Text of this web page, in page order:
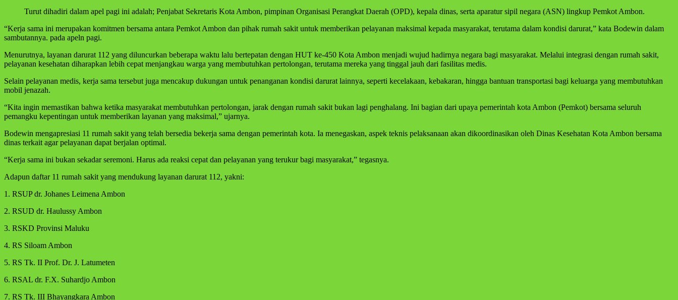
Turut dihadiri dalam apel pagi ini adalah; Penjabat Sekretaris Kota Ambon, pimpinan Organisasi Perangkat Daerah (OPD), kepala dinas, serta aparatur sipil negara (ASN) lingkup Pemkot Ambon.
“Kerja sama ini merupakan komitmen bersama antara Pemkot Ambon dan pihak rumah sakit untuk memberikan pelayanan maksimal kepada masyarakat, terutama dalam kondisi darurat,” kata Bodewin dalam
sambutannya. pada apeln pagi.
Menurutnya, layanan darurat 112 yang diluncurkan beberapa waktu lalu bertepatan dengan HUT ke-450 Kota Ambon menjadi wujud hadirnya negara bagi masyarakat. Melalui integrasi dengan rumah sakit,
pelayanan kesehatan diharapkan lebih cepat menjangkau warga yang membutuhkan pertolongan, terutama mereka yang tinggal jauh dari fasilitas medis.
Selain pelayanan medis, kerja sama tersebut juga mencakup dukungan untuk penanganan kondisi darurat lainnya, seperti kecelakaan, kebakaran, hingga bantuan transportasi bagi keluarga yang membutuhkan
mobil jenazah.
“Kita ingin memastikan bahwa ketika masyarakat membutuhkan pertolongan, jarak dengan rumah sakit bukan lagi penghalang. Ini bagian dari upaya pemerintah kota Ambon (Pemkot) bersama seluruh
pemangku kepentingan untuk memberikan layanan yang maksimal,” ujarnya.
Bodewin mengapresiasi 11 rumah sakit yang telah bersedia bekerja sama dengan pemerintah kota. Ia menegaskan, aspek teknis pelaksanaan akan dikoordinasikan oleh Dinas Kesehatan Kota Ambon bersama
dinas terkait agar pelayanan dapat berjalan optimal.
“Kerja sama ini bukan sekadar seremoni. Harus ada reaksi cepat dan pelayanan yang terukur bagi masyarakat,” tegasnya.
Adapun daftar 11 rumah sakit yang mendukung layanan darurat 112, yakni:
1. RSUP dr. Johanes Leimena Ambon
2. RSUD dr. Haulussy Ambon
3. RSKD Provinsi Maluku
4. RS Siloam Ambon
5. RS Tk. II Prof. Dr. J. Latumeten
6. RSAL dr. F.X. Suhardjo Ambon
7. RS Tk. III Bhayangkara Ambon